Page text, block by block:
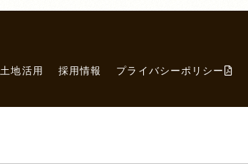
土地活用 採用情報 プライバシーポリシー